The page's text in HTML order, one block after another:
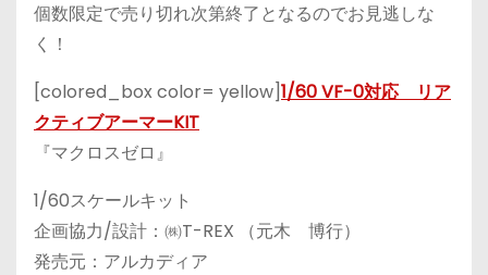
個数限定で売り切れ次第終了となるのでお見逃しな
く！
[colored_box color= yellow]1/60 VF-0対応 リア
クティブアーマーKIT
『マクロスゼロ』
1/60スケールキット
企画協力/設計：㈱T-REX （元木 博行）
発売元：アルカディア